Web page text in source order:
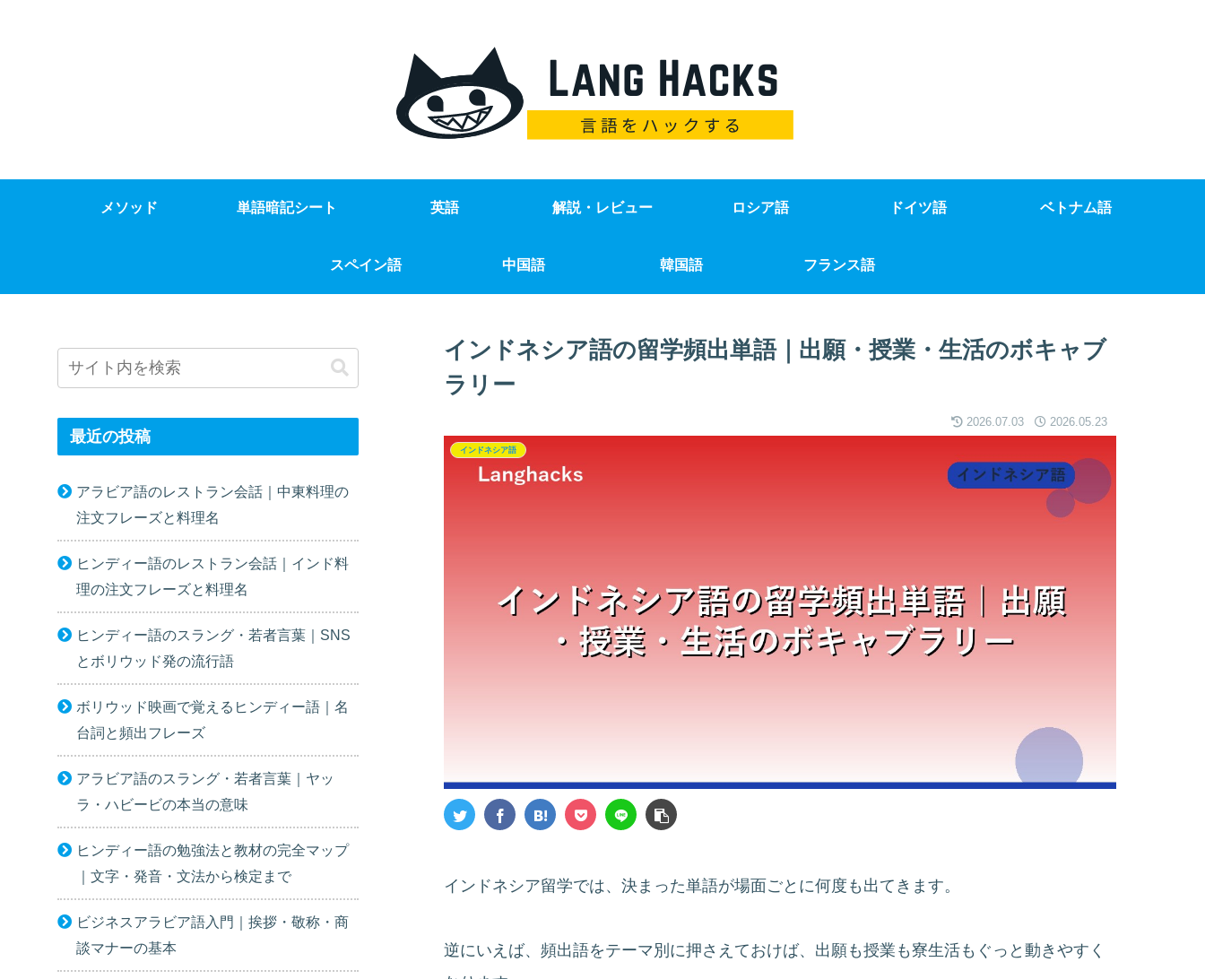
メソッド 単語暗記シート 英語 解説・レビュー ロシア語 ドイツ語 ベトナム語
スペイン語 中国語 韓国語 フランス語
インドネシア語の留学頻出単語｜出願・授業・生活のボキャブ
ラリー
2026.07.03 2026.05.23
インドネシア語
インドネシア留学では、決まった単語が場面ごとに何度も出てきます。
逆にいえば、頻出語をテーマ別に押さえておけば、出願も授業も寮生活もぐっと動きやすく
最近の投稿
アラビア語のレストラン会話｜中東料理の
注文フレーズと料理名
ヒンディー語のレストラン会話｜インド料
理の注文フレーズと料理名
ヒンディー語のスラング・若者言葉｜SNS
とボリウッド発の流行語
ボリウッド映画で覚えるヒンディー語｜名
台詞と頻出フレーズ
アラビア語のスラング・若者言葉｜ヤッ
ラ・ハビービの本当の意味
ヒンディー語の勉強法と教材の完全マップ
｜文字・発音・文法から検定まで
ビジネスアラビア語入門｜挨拶・敬称・商
談マナーの基本